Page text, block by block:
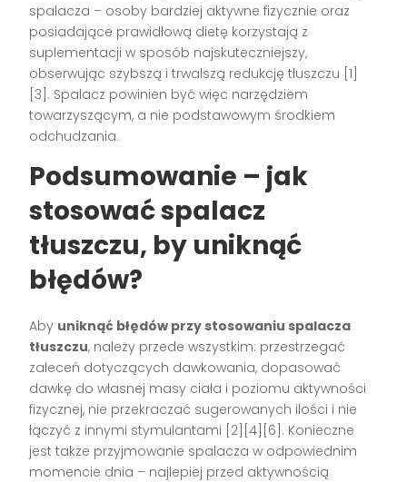
spalacza – osoby bardziej aktywne fizycznie oraz
posiadające prawidłową dietę korzystają z
suplementacji w sposób najskuteczniejszy,
obserwując szybszą i trwalszą redukcję tłuszczu [1]
[3]. Spalacz powinien być więc narzędziem
towarzyszącym, a nie podstawowym środkiem
odchudzania.
Podsumowanie – jak
stosować spalacz
tłuszczu, by uniknąć
błędów?
Aby uniknąć błędów przy stosowaniu spalacza
tłuszczu, należy przede wszystkim: przestrzegać
zaleceń dotyczących dawkowania, dopasować
dawkę do własnej masy ciała i poziomu aktywności
fizycznej, nie przekraczać sugerowanych ilości i nie
łączyć z innymi stymulantami [2][4][6]. Konieczne
jest także przyjmowanie spalacza w odpowiednim
momencie dnia – najlepiej przed aktywnością